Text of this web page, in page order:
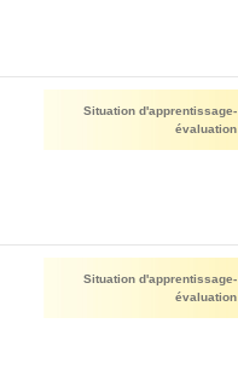
Situation d'apprentissage-
évaluation
Situation d'apprentissage-
évaluation